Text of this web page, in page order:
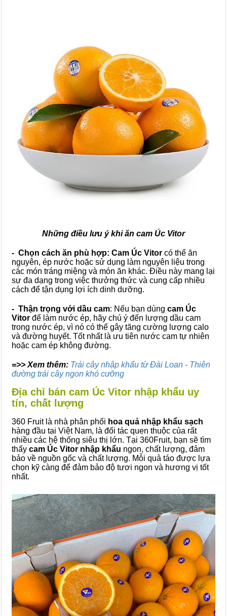
Những điều lưu ý khi ăn cam Úc Vitor
- Chọn cách ăn phù hợp: Cam Úc Vitor có thể ăn
nguyên, ép nước hoặc sử dụng làm nguyên liệu trong
các món tráng miệng và món ăn khác. Điều này mang lại
sự đa dạng trong việc thưởng thức và cung cấp nhiều
cách để tận dụng lợi ích dinh dưỡng.
- Thận trọng với dầu cam: Nếu bạn dùng cam Úc
Vitor để làm nước ép, hãy chú ý đến lượng dầu cam
trong nước ép, vì nó có thể gây tăng cường lượng calo
và đường huyết. Tốt nhất là ưu tiên nước cam tự nhiên
hoặc cam ép không đường.
=>> Xem thêm: Trái cây nhập khẩu từ Đài Loan - Thiên
đường trái cây ngon khó cưỡng
Địa chỉ bán cam Úc Vitor nhập khẩu uy
tín, chất lượng
360 Fruit là nhà phân phối hoa quả nhập khẩu sạch
hàng đầu tại Việt Nam, là đối tác quen thuộc của rất
nhiều các hệ thống siêu thị lớn. Tại 360Fruit, bạn sẽ tìm
thấy cam Úc Vitor nhập khẩu ngon, chất lượng, đảm
bảo về nguồn gốc và chất lượng. Mỗi quả táo được lựa
chọn kỹ càng để đảm bảo độ tươi ngon và hương vị tốt
nhất.